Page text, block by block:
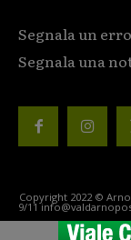
Segnala un
Segnala una
Copyright 2022 ©
9/11